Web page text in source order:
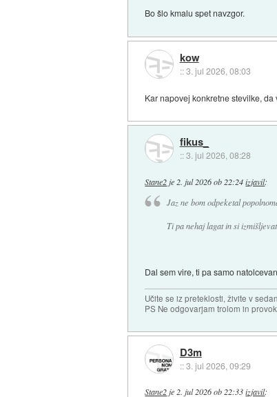
Bo šlo kmalu spet navzgor.
kow
::3. jul 2026, 08:03
Kar napovej konkretne stevilke,
fikus_
::3. jul 2026, 08:28
Stane2 je 2. jul 2026 ob 22:24 izjavil:
Jaz ne bom odpeketal
Ti pa nehaj lagat in si
Dal sem vire, ti pa samo
Učite se iz preteklosti, živite v
PS Ne odgovarjam trolom in
D3m
::3. jul 2026, 09:29
Stane2je2. jul 2026 ob 22:33 izjavil: